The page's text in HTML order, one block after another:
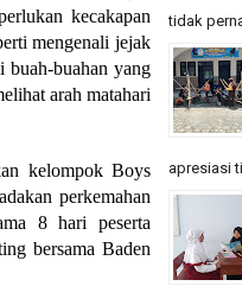
kecakapan
mengenali jejak
buahan yang
arah matahari
kelompok Boys
perkemahan
8 hari peserta
bersama Baden
tidak
apresiasi